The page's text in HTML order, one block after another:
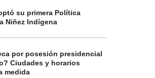
su primera Política
Niñez Indígena
por posesión presidencial
Ciudades y horarios
medida